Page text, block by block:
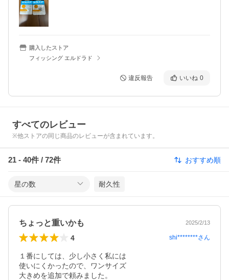
購入したストア
フィッシング エルドラド
違反報告 いいね 0
すべてのレビュー
※他ストアの同じ商品のレビューが含まれています。
21 - 40件 / 72件 おすすめ順
星の数 耐久性
ちょっと重いかも 2025/2/13
4 shi********さん
１番にしては、少し小さく私には
使いにくかったので、ワンサイズ
大きめを追加で頼みました。